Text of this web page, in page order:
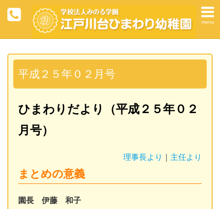
menu
平成２５年０２月号
ひまわりだより（平成２５年０２
月号）
理事長より 主任より
まとめの意義
園長 伊藤 和子